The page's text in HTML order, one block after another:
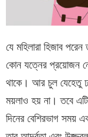
যে মহিলারা হিজাব
কোন যত্নের প্রয়োজন
থাকে। আর চুল যেহেতু
ময়লাও হয় না। তবে
দিনের বেশিরভাগ সময়